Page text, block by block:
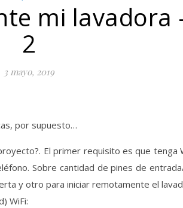
mi lavadora
2
3 mayo, 2019
por supuesto…
El primer requisito es que tenga
Sobre cantidad de pines de
y otro para iniciar remotamente el
WiFi: